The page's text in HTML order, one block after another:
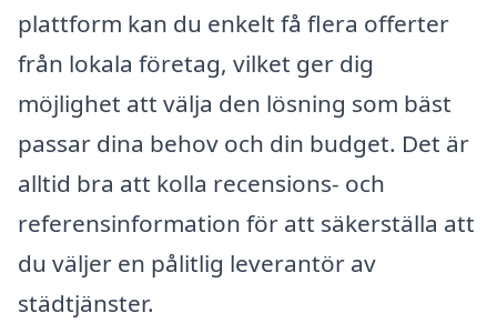
plattform kan du enkelt få flera offerter
från lokala företag, vilket ger dig
möjlighet att välja den lösning som bäst
passar dina behov och din budget. Det är
alltid bra att kolla recensions- och
referensinformation för att säkerställa att
du väljer en pålitlig leverantör av
städtjänster.